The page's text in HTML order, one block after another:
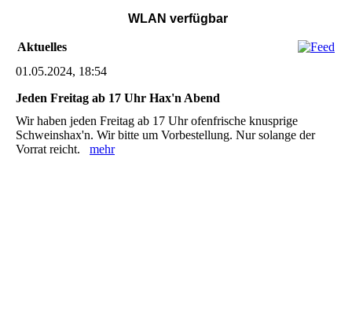
WLAN verfügbar
Aktuelles
01.05.2024, 18:54
Jeden Freitag ab 17 Uhr Hax'n Abend
Wir haben jeden Freitag ab 17 Uhr ofenfrische knusprige
Schweinshax'n. Wir bitte um Vorbestellung. Nur solange der
Vorrat reicht. mehr